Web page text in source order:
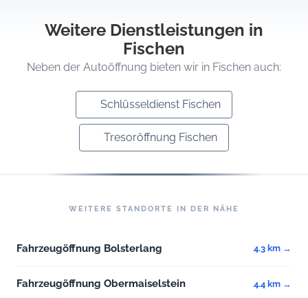
Weitere Dienstleistungen in
Fischen
Neben der Autoöffnung bieten wir in Fischen auch:
Schlüsseldienst Fischen
Tresoröffnung Fischen
WEITERE STANDORTE IN DER NÄHE
Fahrzeugöffnung Bolsterlang 4.3 km →
Fahrzeugöffnung Obermaiselstein 4.4 km →